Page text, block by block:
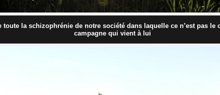
la schizophrénie de notre société dans laquelle ce n’est pas le
campagne qui vient à lui